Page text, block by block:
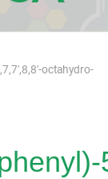
octahydro-